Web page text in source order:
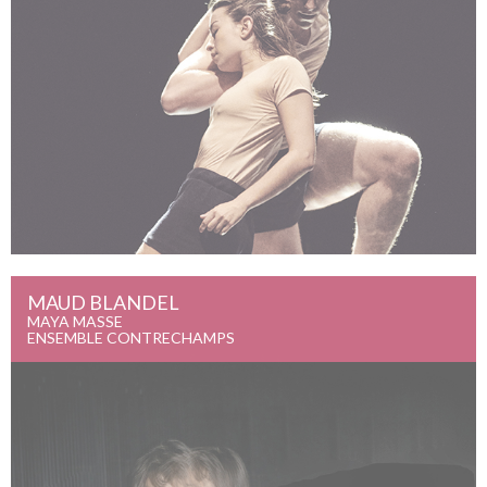
Vocabulary of need (en rémineur)
05 octobre 2021
CHÂTEAU ROUGE
MAUD BLANDEL
MAYA MASSE
ENSEMBLE CONTRECHAMPS